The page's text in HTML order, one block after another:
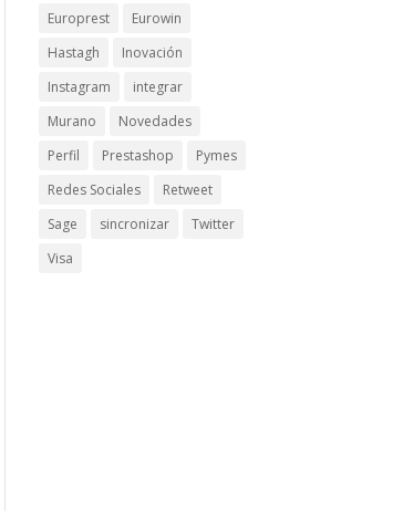
Europrest
Eurowin
Hastagh
Inovación
Instagram
integrar
Murano
Novedades
Perfil
Prestashop
Pymes
Redes Sociales
Retweet
Sage
sincronizar
Twitter
Visa